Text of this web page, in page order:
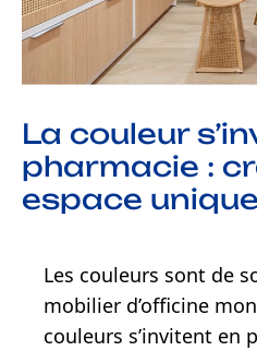
La couleur
pharmacie :
espace unique
Les couleurs sont de
mobilier d’officine
couleurs s’invitent en